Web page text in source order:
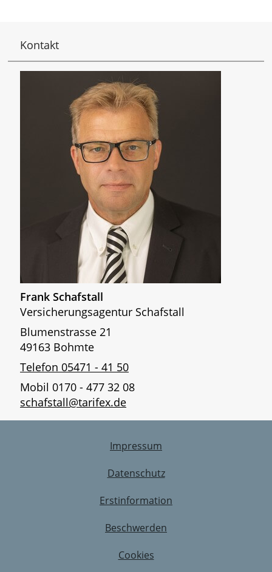
Kontakt
Frank Schafstall
Versicherungsagentur Schafstall
Blumenstrasse 21
49163 Bohmte
Telefon 05471 - 41 50
Mobil 0170 - 477 32 08
schafstall@tarifex.de
Impressum
Datenschutz
Erstinformation
Beschwerden
Cookies